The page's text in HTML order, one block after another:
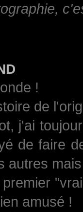
!
de
j'ai
de faire
autres
amusé !